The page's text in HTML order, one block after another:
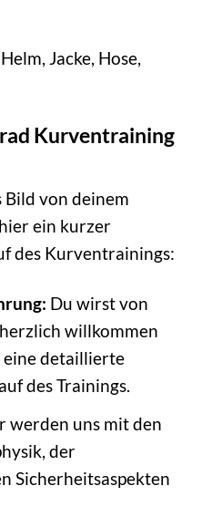
Jacke, Hose,
Kurventraining
Bild von deinem
ein kurzer
des Kurventrainings:
Du wirst von
willkommen
detaillierte
des Trainings.
werden uns mit den
der
Sicherheitsaspekten